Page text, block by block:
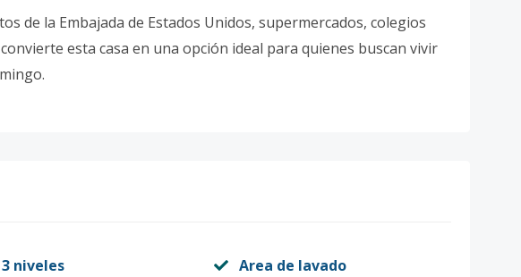
de la Embajada de Estados Unidos, supermercados, colegios
esta casa en una opción ideal para quienes buscan vivir
3 niveles Area de lavado